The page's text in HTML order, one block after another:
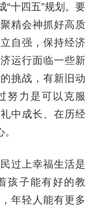
十四五”规划。要
精会神抓好高质
自强，保持经济
运行面临一些新
挑战，有新旧动
努力是可以克服
中成长、在历经
过上幸福生活是
孩子能有好的教
年轻人能有更多